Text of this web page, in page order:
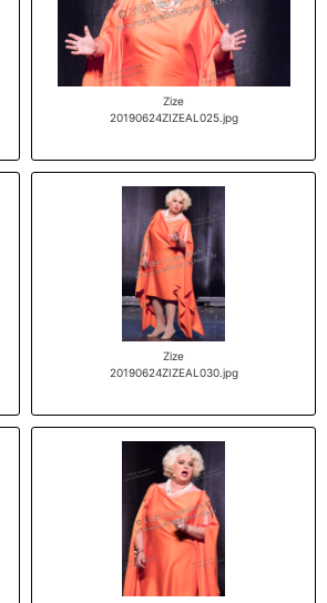
Zize
20190624ZIZEAL025.jpg
Zize
20190624ZIZEAL030.jpg